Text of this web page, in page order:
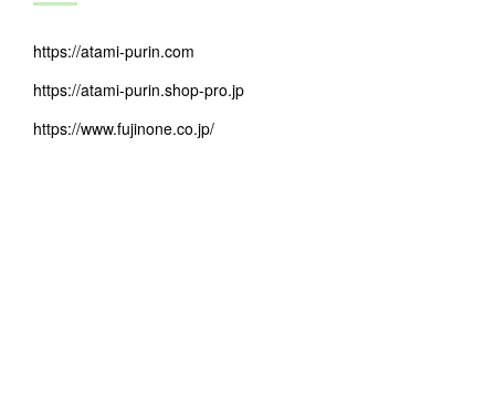
https://atami-purin.com
https://atami-purin.shop-pro.jp
https://www.fujinone.co.jp/